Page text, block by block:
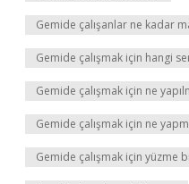
Gemide çalışanlar ne kadar
Gemide çalışmak için hangi
Gemide çalışmak için ne
Gemide çalışmak için ne
Gemide çalışmak için yüzme